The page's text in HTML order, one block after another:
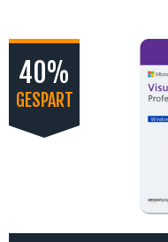
40%
GESPART